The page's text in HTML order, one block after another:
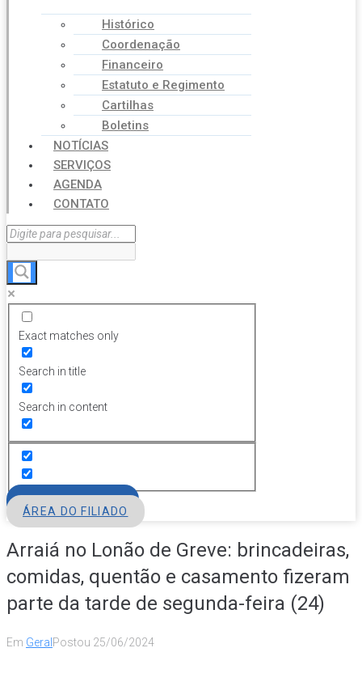
Histórico
Coordenação
Financeiro
Estatuto e Regimento
Cartilhas
Boletins
NOTÍCIAS
SERVIÇOS
AGENDA
CONTATO
Exact matches only
Search in title
Search in content
ÁREA DO FILIADO
Arraiá no Lonão de Greve: brincadeiras,
comidas, quentão e casamento fizeram
parte da tarde de segunda-feira (24)
Em Geral Postou 25/06/2024